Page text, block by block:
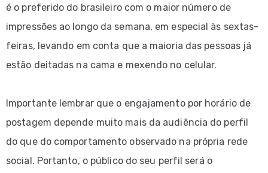
é o preferido do brasileiro com o maior número de
impressões ao longo da semana, em especial às sextas-
feiras, levando em conta que a maioria das pessoas já
estão deitadas na cama e mexendo no celular.
Importante lembrar que o engajamento por horário de
postagem depende muito mais da audiência do perfil
do que do comportamento observado na própria rede
social. Portanto, o público do seu perfil será o